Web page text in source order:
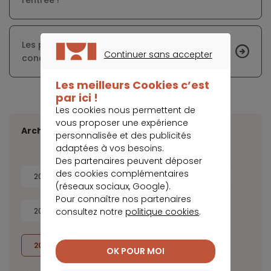
Les prêts à long terme sont proposés à des
conditions très avantageuses
Archives
2026 2025 2024
2022 2021 2020 2019
2018
Continuer sans accepter
Les meilleurs Cookies c’est
par ici !
Les cookies nous permettent de
vous proposer une expérience
personnalisée et des publicités
adaptées à vos besoins.
Des partenaires peuvent déposer
des cookies complémentaires
(réseaux sociaux, Google).
Pour connaître nos partenaires
consultez notre politique cookies.
OK POUR MOI